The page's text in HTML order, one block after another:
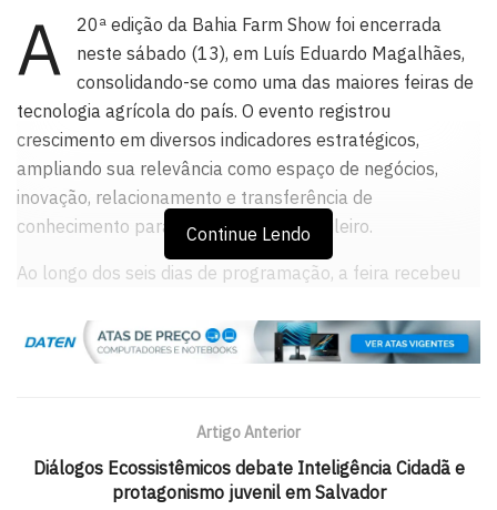
A
20ª edição da Bahia Farm Show foi encerrada
neste sábado (13), em Luís Eduardo Magalhães,
consolidando-se como uma das maiores feiras de
tecnologia agrícola do país. O evento registrou
crescimento em diversos indicadores estratégicos,
ampliando sua relevância como espaço de negócios,
inovação, relacionamento e transferência de
conhecimento para o agronegócio brasileiro.
Ao longo dos seis dias de programação, a feira recebeu
ano anterior. Também houve avanço no número de
expositores, que chegou a 554 empresas, aumento de
Os resultados foram apresentados durante coletiva de
imprensa realizada pela organização da feira, com a
participação do presidente da Associação de Agricultores
Continue Lendo
Artigo Anterior
Diálogos Ecossistêmicos debate Inteligência Cidadã e
protagonismo juvenil em Salvador